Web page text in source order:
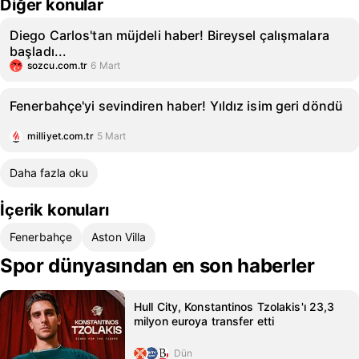
Diğer konular
Diego Carlos'tan müjdeli haber! Bireysel çalışmalara
başladı...
sozcu.com.tr 6 Mart
Fenerbahçe'yi sevindiren haber! Yıldız isim geri döndü
milliyet.com.tr 5 Mart
Daha fazla oku
İçerik konuları
Fenerbahçe Aston Villa
Spor dünyasından en son haberler
Hull City, Konstantinos Tzolakis'ı 23,3
milyon euroya transfer etti
Dün